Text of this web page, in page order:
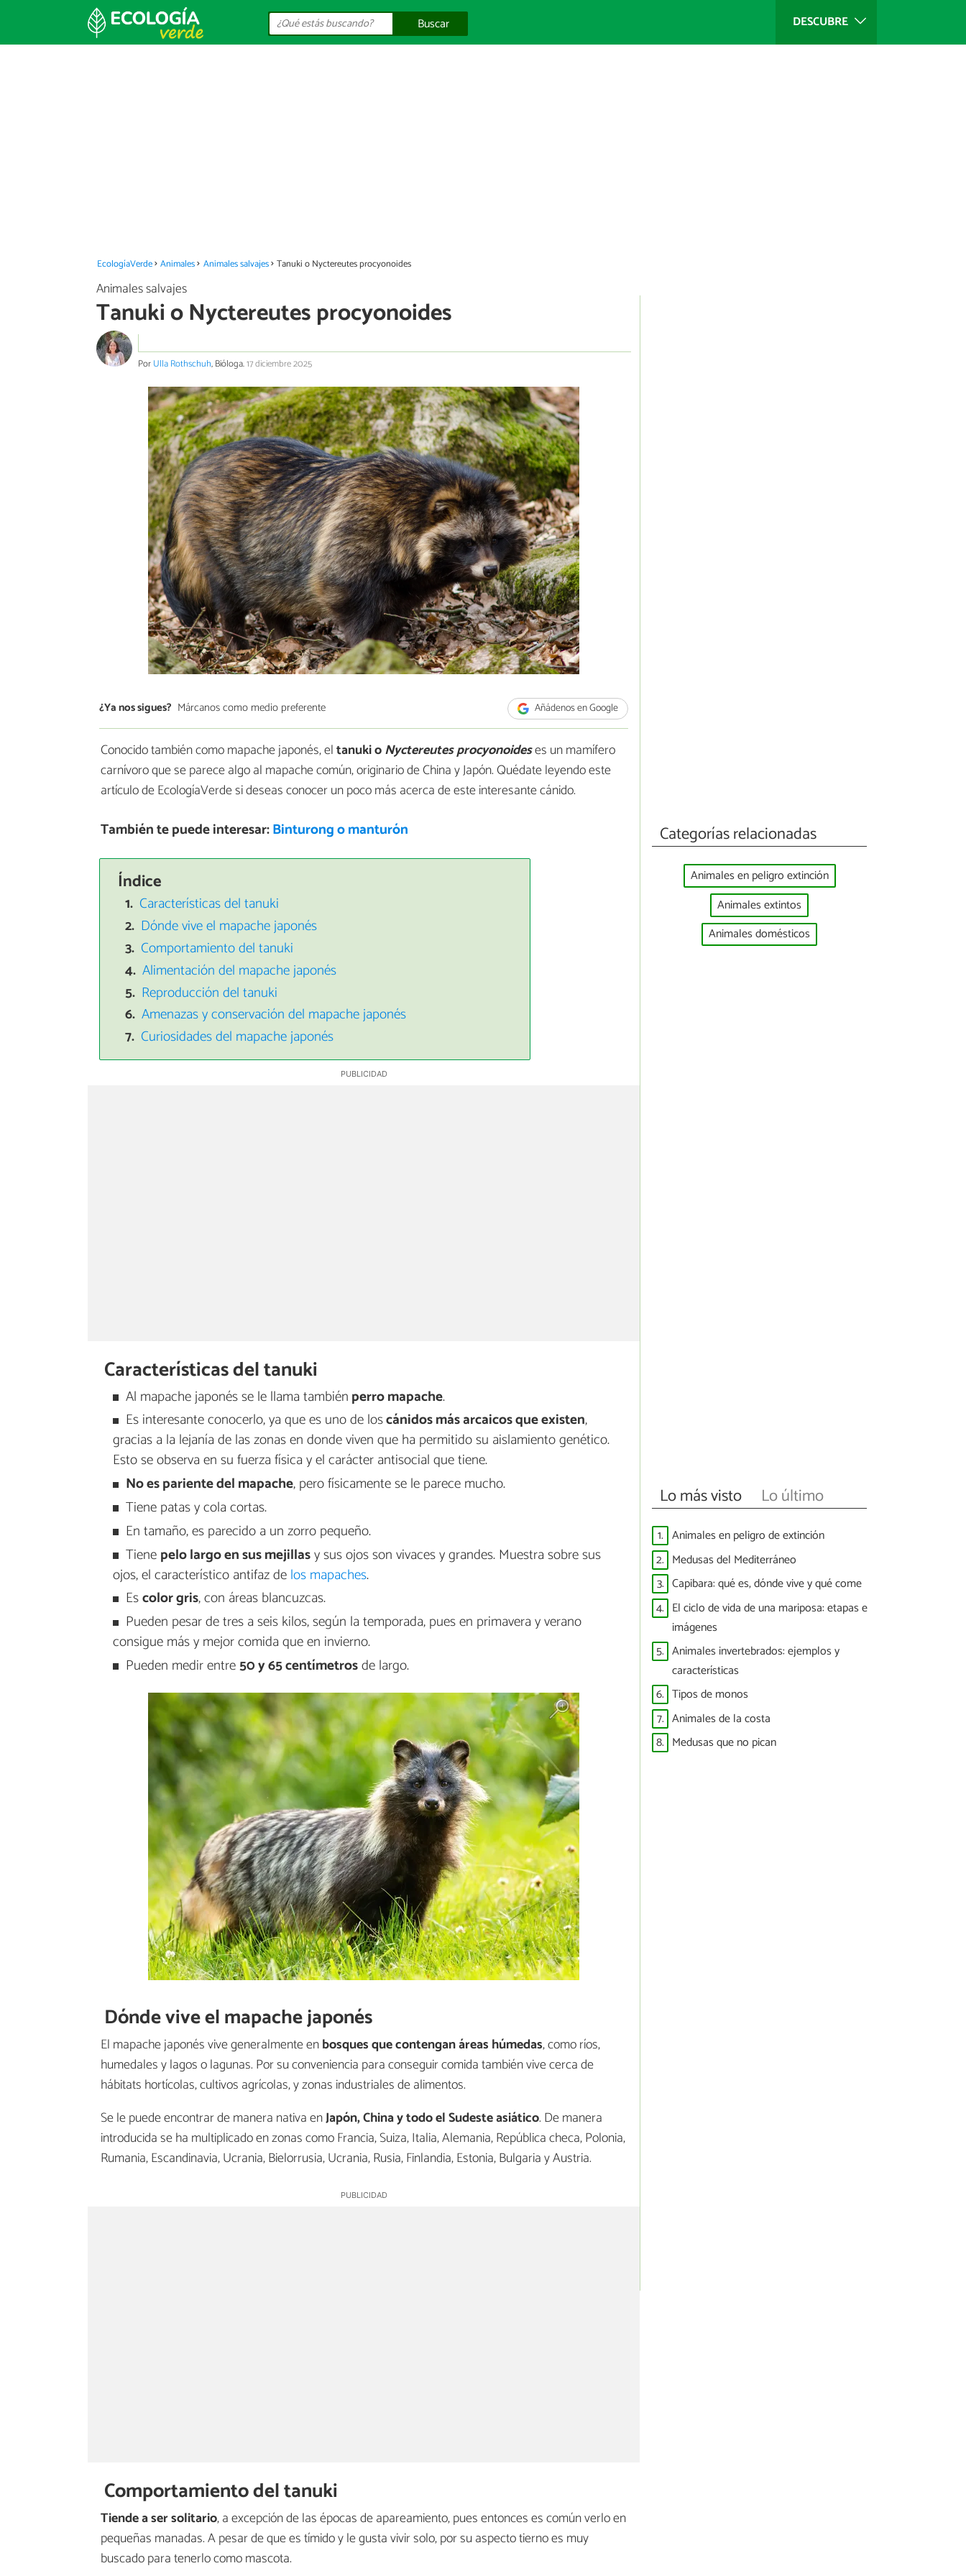
DESCUBRE
Buscar
EcologíaVerde Animales Animales salvajes Tanuki o Nyctereutes procyonoides
Animales salvajes
Tanuki o Nyctereutes procyonoides
PorUlla Rothschuh, Bióloga.17 diciembre 2025
¿Ya nos sigues? Márcanos como medio preferente Añádenos en Google
Conocido también como mapache japonés, eltanuki oNyctereutes procyonoideses un mamífero
carnívoro que se parece algo al mapache común, originario de China y Japón. Quédate leyendo este
artículo de EcologíaVerde si deseas conocer un poco más acerca de este interesante cánido.
También te puede interesar:Binturong o manturón
Índice
Características del tanuki
Dónde vive el mapache japonés
Comportamiento del tanuki
Alimentación del mapache japonés
Reproducción del tanuki
Amenazas y conservación del mapache japonés
Curiosidades del mapache japonés
Características del tanuki
Al mapache japonés se le llama tambiénperro mapache.
Es interesante conocerlo, ya que es uno de loscánidos más arcaicos que existen,
gracias a la lejanía de las zonas en donde viven que ha permitido su aislamiento genético.
Esto se observa en su fuerza física y el carácter antisocial que tiene.
No es pariente del mapache, pero físicamente se le parece mucho.
Tiene patas y cola cortas.
En tamaño, es parecido a un zorro pequeño.
Tienepelo largo en sus mejillasy sus ojos son vivaces y grandes. Muestra sobre sus
ojos, el característico antifaz delos mapaches.
Escolor gris, con áreas blancuzcas.
Pueden pesar de tres a seis kilos, según la temporada, pues en primavera y verano
consigue más y mejor comida que en invierno.
Pueden medir entre50 y 65 centímetrosde largo.
Dónde vive el mapache japonés
El mapachejaponés vive generalmente enbosques que contengan áreas húmedas, como ríos,
humedales y lagos o lagunas. Por su conveniencia para conseguir comida también vive cerca de
hábitats hortícolas, cultivos agrícolas, y zonas industriales de alimentos.
Se le puede encontrar de manera nativa enJapón, China y todo el Sudeste asiático. De manera
introducida se ha multiplicado en zonas como Francia, Suiza, Italia, Alemania, República checa, Polonia,
Rumania, Escandinavia, Ucrania, Bielorrusia, Ucrania, Rusia, Finlandia, Estonia, Bulgaria y Austria.
Comportamiento del tanuki
Tiende a ser solitario, a excepción de las épocas de apareamiento, pues entonces es común verlo en
pequeñas manadas. A pesar de que es tímido y le gusta vivir solo, por su aspecto tierno es muy
buscado para tenerlo como mascota.
Categorías relacionadas
Animales en peligro extinción
Animales extintos
Animales domésticos
Lo más visto Lo último
1. Animales en peligro de extinción
2. Medusas del Mediterráneo
3. Capibara: qué es, dónde vive y qué come
4. El ciclo de vida de una mariposa: etapas e
imágenes
5. Animales invertebrados: ejemplos y
características
6. Tipos de monos
7. Animales de la costa
8. Medusas que no pican